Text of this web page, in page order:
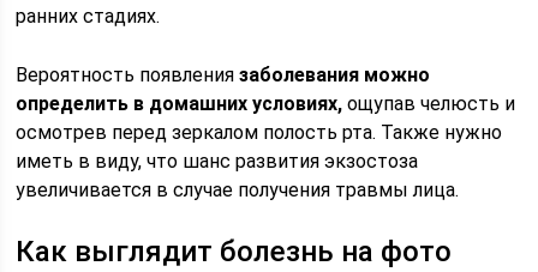
ранних стадиях.
Вероятность появлениязаболевания можно
определить в домашних условиях, ощупав челюсть и
осмотрев перед зеркалом полость рта. Также нужно
иметь в виду, что шанс развития экзостоза
увеличивается в случае получения травмы лица.
Как выглядит болезнь на фото